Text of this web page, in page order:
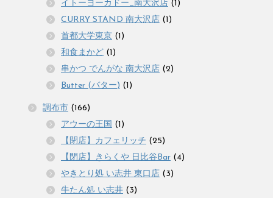
イトーヨーカドー_南大沢店 (1)
CURRY STAND 南大沢店 (1)
首都大学東京 (1)
和食まかど (1)
串かつ でんがな 南大沢店 (2)
Butter (バター) (1)
調布市 (166)
アウーの王国 (1)
【閉店】カフェリッチ (25)
【閉店】きらくや 日比谷Bar (4)
やきとり処 い志井 東口店 (3)
牛たん処 い志井 (3)